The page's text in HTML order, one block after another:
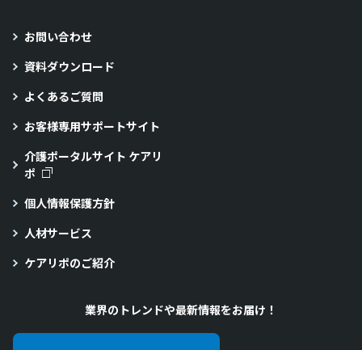
お問い合わせ
資料ダウンロード
よくあるご質問
お客様専用サポートサイト
介護ポータルサイト ケアリ
ポ
個人情報保護方針
人材サービス
ケアリポのご紹介
業界のトレンドや最新情報をお届け！